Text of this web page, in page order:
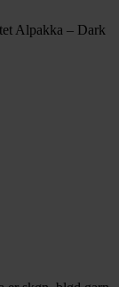
Alpakka – Dark